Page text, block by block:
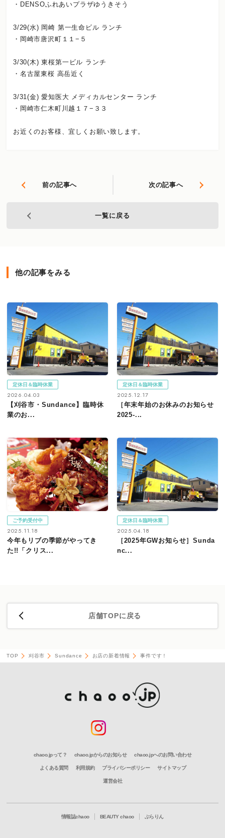
・DENSOふれあいプラザゆうきそう
3/29(水) 岡崎 第一生命ビル ランチ
・岡崎市唐沢町１１−５
3/30(木) 東桜第一ビル ランチ
・名古屋東桜 高岳近く
3/31(金) 愛知医大 メディカルセンター ランチ
・岡崎市仁木町川越１７−３３
お近くのお客様、宜しくお願い致します。
前の記事へ 次の記事へ
一覧に戻る
他の記事をみる
定休日＆臨時休業
2026.04.03
【刈谷市・Sundance】臨時休
業のお...
定休日＆臨時休業
2025.12.17
［年末年始のお休みのお知らせ
2025-...
ご予約受付中
2025.11.18
今年もリブの季節がやってき
た!!「クリス...
定休日＆臨時休業
2025.04.18
［2025年GWお知らせ］Sunda
nc...
店舗TOPに戻る
TOP 刈谷市 Sundance お店の新着情報 事件です！
chaoo.jpって？ chaoo.jpからのお知らせ chaoo.jpへのお問い合わせ
よくある質問 利用規約 プライバシーポリシー サイトマップ
運営会社
情報誌chaoo BEAUTY chaoo ぶらりん